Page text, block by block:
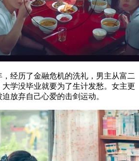
经历了金融危机的洗礼，男主从富二
学没毕业就要为了生计发愁。女主更
放弃自己心爱的击剑运动。